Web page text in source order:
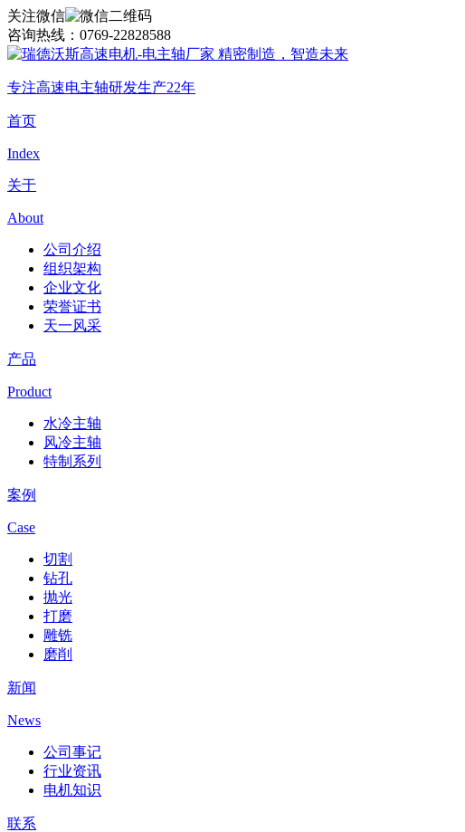
关注微信
咨询热线： 0769-22828588
精密制造，智造未来
专注高速电主轴研发生产22年
首页
Index
关于
About
公司介绍
组织架构
企业文化
荣誉证书
天一风采
产品
Product
水冷主轴
风冷主轴
特制系列
案例
Case
切割
钻孔
抛光
打磨
雕铣
磨削
新闻
News
公司事记
行业资讯
电机知识
联系